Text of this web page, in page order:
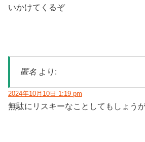
いかけてくるぞ
匿名 より:
2024年10月10日 1:19 pm
無駄にリスキーなことしてもしょう